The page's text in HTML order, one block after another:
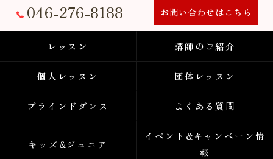
046-276-8188 お問い合わせはこちら
レッスン 講師のご紹介
個人レッスン 団体レッスン
ブラインドダンス よくある質問
キッズ&ジュニア
イベント&キャンペーン情
報